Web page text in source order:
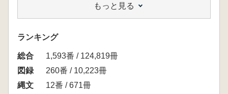
げ、日本海に躍動した縄文人の姿に迫ります。
【目次】
プロローグ かがやく山と海 中尾智行
第1章 潟湖のくらし 中尾智行
コラム1 縄文人の衣服と編具
コラム2 「針」の使い道
コラム3 耳飾のうつろい
もっと見る
ランキング
総合
1,593番 / 124,819冊
図録
260番 / 10,223冊
縄文
12番 / 671冊